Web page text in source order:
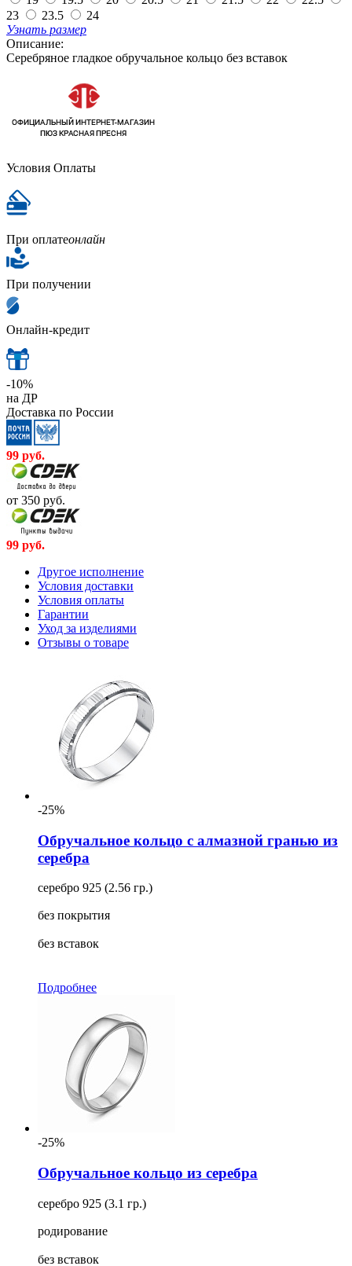
23
23.5
24
Узнать размер
Описание:
Серебряное гладкое обручальное кольцо без вставок
Условия Оплаты
При оплатеонлайн
При получении
Онлайн-кредит
-10%
на ДР
Доставка по России
99 руб.
от 350 руб.
99 руб.
Другое исполнение
Условия доставки
Условия оплаты
Гарантии
Уход за изделиями
Отзывы о товаре
-25%
Обручальное кольцо с алмазной гранью из
серебра
серебро 925 (2.56 гр.)
без покрытия
без вставок
Подробнее
-25%
Обручальное кольцо из серебра
серебро 925 (3.1 гр.)
родирование
без вставок